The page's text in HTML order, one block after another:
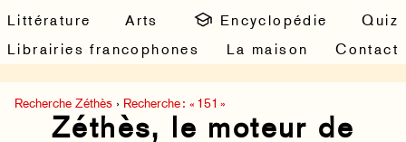
Littérature
Arts Encyclopédie
Quiz
Librairies francophones
La maison Contact
Recherche Zéthès › Recherche : « 151 »
Zéthès, le moteur de